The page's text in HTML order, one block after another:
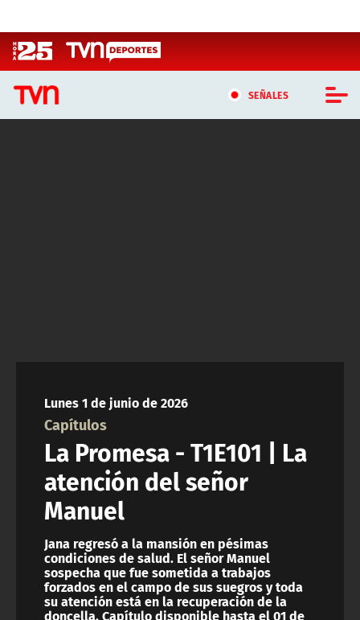
SEÑALES
ACTUALIDAD Y TENDENCIAS
CORPORATIVO Y TRANSPARENCIA
CANAL DE DENUNCIAS
ÁREA DE PROYECTOS
Lunes 1 de junio de 2026
Capítulos
La Promesa - T1E101 | La
atención del señor
Manuel
Jana regresó a la mansión en pésimas
condiciones de salud. El señor Manuel
sospecha que fue sometida a trabajos
forzados en el campo de sus suegros y toda
su atención está en la recuperación de la
doncella. Capítulo disponible hasta el 01 de